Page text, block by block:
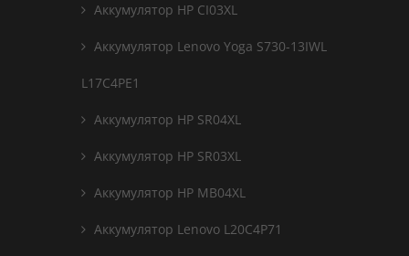
Аккумулятор HP CI03XL
Аккумулятор Lenovo Yoga S730-13IWL
L17C4PE1
Аккумулятор HP SR04XL
Аккумулятор HP SR03XL
Аккумулятор HP MB04XL
Аккумулятор Lenovo L20C4P71